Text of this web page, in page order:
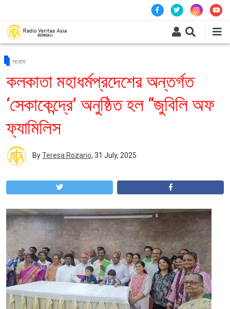
সংবাদ
কলকাতা মহাধর্মপ্রদেশের অন্তর্গত
‘সেকাকেন্দ্রে’ অনুষ্ঠিত হল “জুবিলি অফ
ফ্যামিলিস
ByTeresa Rozario, 31 July, 2025